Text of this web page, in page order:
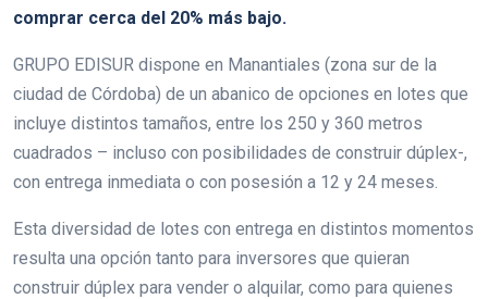
comprar cerca del 20% más bajo.
GRUPO EDISUR dispone en Manantiales (zona sur de la
ciudad de Córdoba) de un abanico de opciones en lotes que
incluye distintos tamaños, entre los 250 y 360 metros
cuadrados – incluso con posibilidades de construir dúplex-,
con entrega inmediata o con posesión a 12 y 24 meses.
Esta diversidad de lotes con entrega en distintos momentos
resulta una opción tanto para inversores que quieran
construir dúplex para vender o alquilar, como para quienes